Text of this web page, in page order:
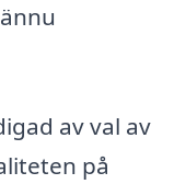
av val av
på